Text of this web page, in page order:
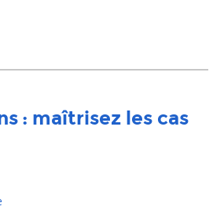
: maîtrisez les cas